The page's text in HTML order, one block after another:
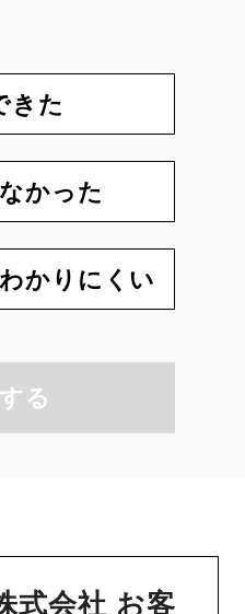
きた
かった
かりにくい
る
式会社 お客